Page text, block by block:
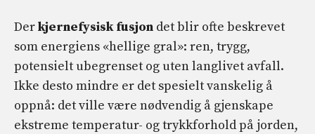
Derkjernefysisk fusjon det blir ofte beskrevet
som energiens «hellige gral»: ren, trygg,
potensielt ubegrenset og uten langlivet avfall.
Ikke desto mindre er det spesielt vanskelig å
oppnå: det ville være nødvendig å gjenskape
ekstreme temperatur- og trykkforhold på jorden,